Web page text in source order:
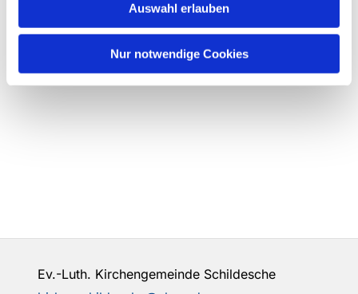
Auswahl erlauben
Nur notwendige Cookies
Ev.-Luth. Kirchengemeinde Schildesche